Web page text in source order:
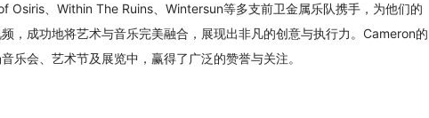
Osiris、Within The Ruins、Wintersun等多支前卫金属乐队携手，为他们的
，成功地将艺术与音乐完美融合，展现出非凡的创意与执行力。Cameron的
乐会、艺术节及展览中，赢得了广泛的赞誉与关注。